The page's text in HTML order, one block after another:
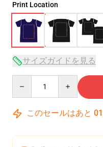
Print Location
サイズガイドを見る
このセールはあと 01